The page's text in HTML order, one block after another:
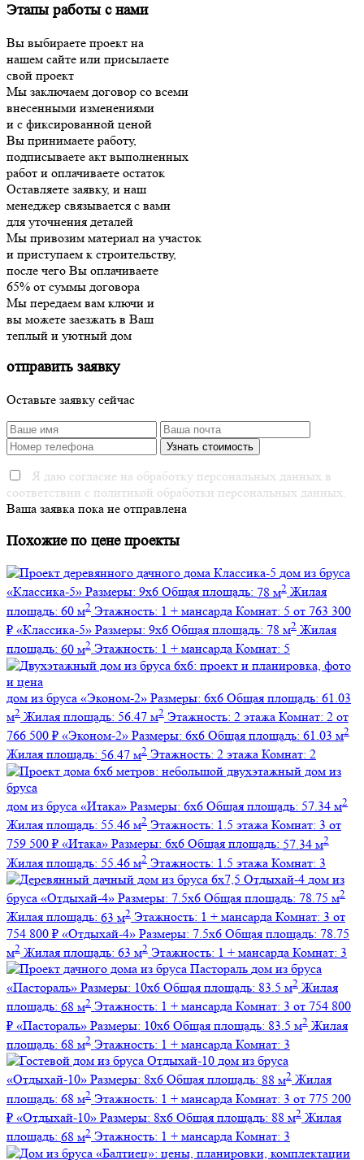
Этапы работы с нами
Вы выбираете проект на
нашем сайте или присылаете
свой проект
Мы заключаем договор со всеми
внесенными изменениями
и с фиксированной ценой
Вы принимаете работу,
подписываете акт выполненных
работ и оплачиваете остаток
Оставляете заявку, и наш
менеджер связывается с вами
для уточнения деталей
Мы привозим материал на участок
и приступаем к строительству,
после чего Вы оплачиваете
65% от суммы договора
Мы передаем вам ключи и
вы можете заезжать в Ваш
теплый и уютный дом
отправить заявку
Оставьте заявку сейчас
Я даю согласие на обработку персональных данных в
соответствии с политикой обработки персональных данных.
Ваша заявка пока не отправлена
Похожие по цене проекты
дом из бруса
«Классика-5» Размеры: 9х6 Общая площадь: 78 м2 Жилая
площадь: 60 м2 Этажность: 1 + мансарда Комнат: 5 от 763 300
₽ «Классика-5» Размеры: 9х6 Общая площадь: 78 м2 Жилая
площадь: 60 м2 Этажность: 1 + мансарда Комнат: 5
дом из бруса «Эконом-2» Размеры: 6х6 Общая площадь: 61.03
м2 Жилая площадь: 56.47 м2 Этажность: 2 этажа Комнат: 2 от
766 500 ₽ «Эконом-2» Размеры: 6х6 Общая площадь: 61.03 м2
Жилая площадь: 56.47 м2 Этажность: 2 этажа Комнат: 2
дом из бруса «Итака» Размеры: 6х6 Общая площадь: 57.34 м2
Жилая площадь: 55.46 м2 Этажность: 1.5 этажа Комнат: 3 от
759 500 ₽ «Итака» Размеры: 6х6 Общая площадь: 57.34 м2
Жилая площадь: 55.46 м2 Этажность: 1.5 этажа Комнат: 3
дом из
бруса «Отдыхай-4» Размеры: 7.5х6 Общая площадь: 78.75 м2
Жилая площадь: 63 м2 Этажность: 1 + мансарда Комнат: 3 от
754 800 ₽ «Отдыхай-4» Размеры: 7.5х6 Общая площадь: 78.75
м2 Жилая площадь: 63 м2 Этажность: 1 + мансарда Комнат: 3
дом из бруса
«Пастораль» Размеры: 10х6 Общая площадь: 83.5 м2 Жилая
площадь: 68 м2 Этажность: 1 + мансарда Комнат: 3 от 754 800
₽ «Пастораль» Размеры: 10х6 Общая площадь: 83.5 м2 Жилая
площадь: 68 м2 Этажность: 1 + мансарда Комнат: 3
дом из бруса
«Отдыхай-10» Размеры: 8х6 Общая площадь: 88 м2 Жилая
площадь: 68 м2 Этажность: 1 + мансарда Комнат: 3 от 775 200
₽ «Отдыхай-10» Размеры: 8х6 Общая площадь: 88 м2 Жилая
площадь: 68 м2 Этажность: 1 + мансарда Комнат: 3